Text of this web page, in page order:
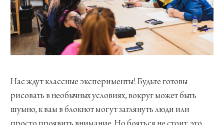
Нас ждут классные эксперименты! Будьте готовы
рисовать в необычных условиях, вокруг может быть
шумно, к вам в блокнот могут заглянуть люди или